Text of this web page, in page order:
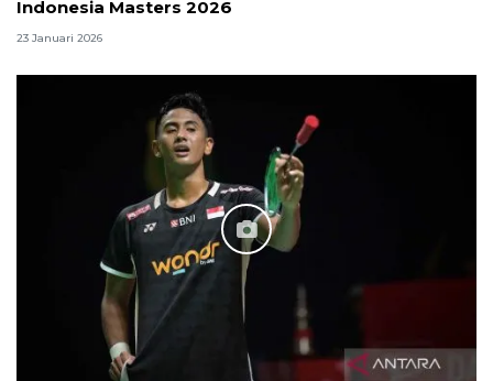
Indonesia Masters 2026
23 Januari 2026